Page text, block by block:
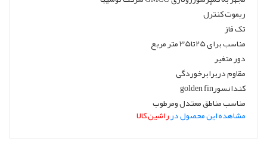
ریموت کنترل
تک فاز
مناسب برای 25تا35 متر مربع
دور متغیر
مقاوم دربرابرخوردگی
کندانسورgolden fin
مناسب مناطق معتدل ومرطوب
مشاهده این محصول درراشین کالا